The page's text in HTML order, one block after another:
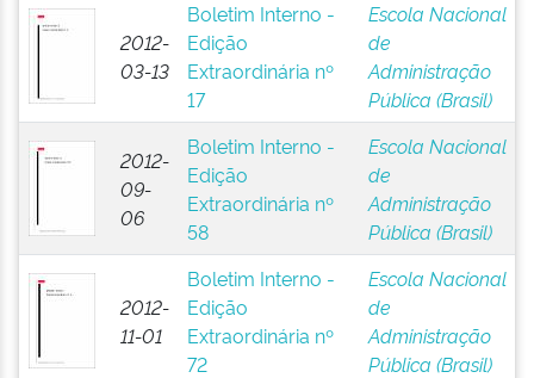
2012-
03-13
Boletim Interno -
Edição
Extraordinária nº
17
Escola Nacional
de
Administração
Pública (Brasil)
2012-
09-
06
Boletim Interno -
Edição
Extraordinária nº
58
Escola Nacional
de
Administração
Pública (Brasil)
2012-
11-01
Boletim Interno -
Edição
Extraordinária nº
72
Escola Nacional
de
Administração
Pública (Brasil)